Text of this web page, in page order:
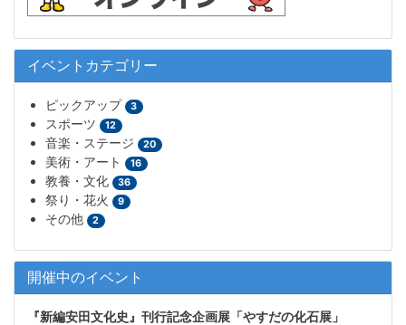
イベントカテゴリー
ピックアップ 3
スポーツ 12
音楽・ステージ 20
美術・アート 16
教養・文化 36
祭り・花火 9
その他 2
開催中のイベント
『新編安田文化史』刊行記念企画展「やすだの化石展」